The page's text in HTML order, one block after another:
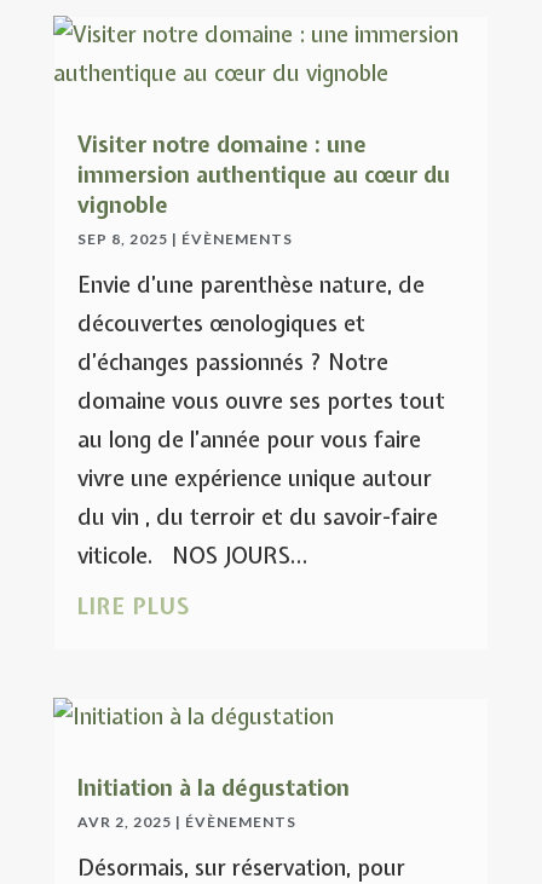
Visiter notre domaine : une
immersion authentique au cœur du
vignoble
SEP 8, 2025 | ÉVÈNEMENTS
Envie d’une parenthèse nature, de
découvertes œnologiques et
d’échanges passionnés ? Notre
domaine vous ouvre ses portes tout
au long de l’année pour vous faire
vivre une expérience unique autour
du vin , du terroir et du savoir-faire
viticole. NOS JOURS...
LIRE PLUS
Initiation à la dégustation
AVR 2, 2025 | ÉVÈNEMENTS
Désormais, sur réservation, pour